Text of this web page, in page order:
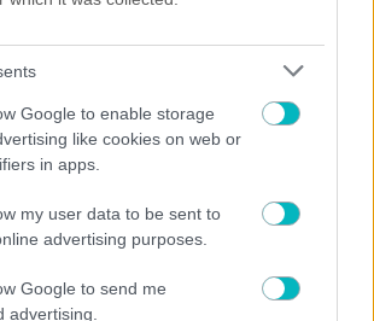
Google to enable storage
like cookies on web or
in apps.
my user data to be sent to
advertising purposes.
Google to send me
advertising.
πρόβα τζενεράλε πριν το Σούπερ